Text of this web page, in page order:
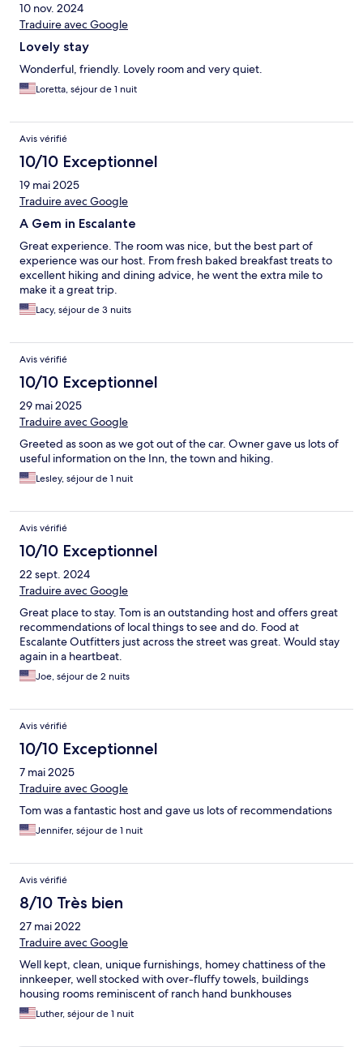
10 nov. 2024
Traduire avec Google
Lovely stay
Wonderful, friendly. Lovely room and very quiet.
Loretta, séjour de 1 nuit
Avis vérifié
10/10 Exceptionnel
19 mai 2025
Traduire avec Google
A Gem in Escalante
Great experience. The room was nice, but the best part of
experience was our host. From fresh baked breakfast treats to
excellent hiking and dining advice, he went the extra mile to
make it a great trip.
Lacy, séjour de 3 nuits
Avis vérifié
10/10 Exceptionnel
29 mai 2025
Traduire avec Google
Greeted as soon as we got out of the car. Owner gave us lots of
useful information on the Inn, the town and hiking.
Lesley, séjour de 1 nuit
Avis vérifié
10/10 Exceptionnel
22 sept. 2024
Traduire avec Google
Great place to stay. Tom is an outstanding host and offers great
recommendations of local things to see and do. Food at
Escalante Outfitters just across the street was great. Would stay
again in a heartbeat.
Joe, séjour de 2 nuits
Avis vérifié
10/10 Exceptionnel
7 mai 2025
Traduire avec Google
Tom was a fantastic host and gave us lots of recommendations
Jennifer, séjour de 1 nuit
Avis vérifié
8/10 Très bien
27 mai 2022
Traduire avec Google
Well kept, clean, unique furnishings, homey chattiness of the
innkeeper, well stocked with over-fluffy towels, buildings
housing rooms reminiscent of ranch hand bunkhouses
Luther, séjour de 1 nuit